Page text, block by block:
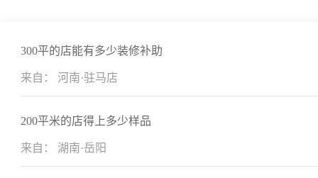
300平的店能有多少装修补助
来自： 河南·驻马店
200平米的店得上多少样品
来自： 湖南·岳阳